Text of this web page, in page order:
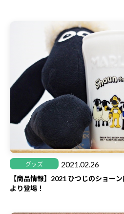
こちらは3月中旬頃から全国のアミ
い開始します。
詳細はこちら よりご覧いただけます。
グッズ 2021.02.26
【商品情報】2021 ひつじのショー
より登場！